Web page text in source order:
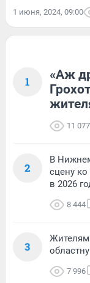
1 июня, 2024, 09:00
1
«Аж
11 077
2
В
сцену
в 2026
8 444
3
Жителям
7 996